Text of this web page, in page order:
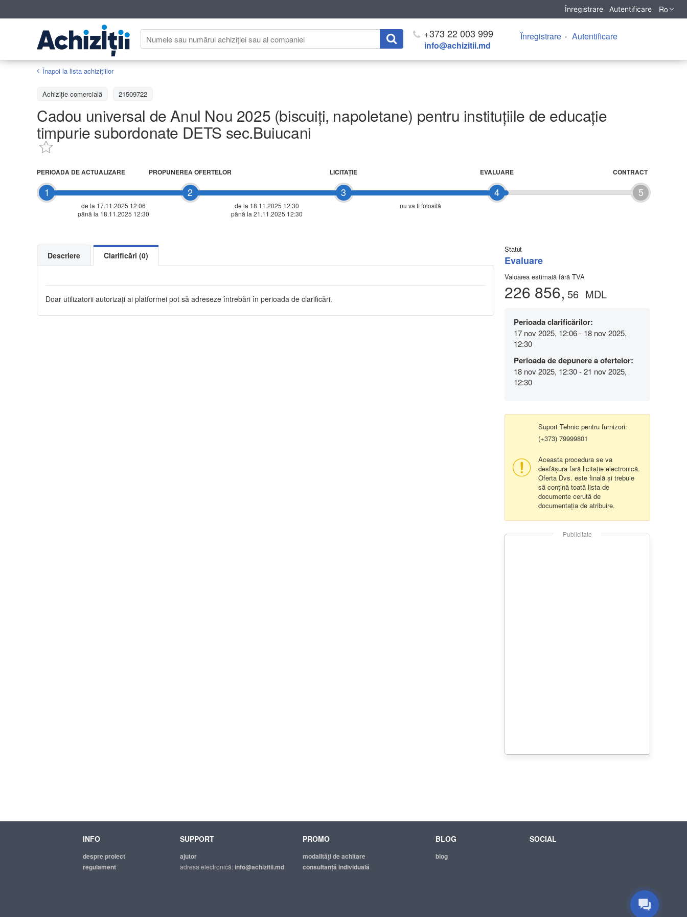
Înregistrare Autentificare Ro
+373 22 003 999
info@achizitii.md
Înregistrare Autentificare
Înapoi la lista achiziţiilor
Achizițiе comercială 21509722
Cadou universal de Anul Nou 2025 (biscuiți, napoletane) pentru instituţiile de educaţie
timpurie subordonate DETS sec.Buiucani
1
PERIOADA DE ACTUALIZARE
de la 17.11.2025 12:06
până la 18.11.2025 12:30
2
PROPUNEREA OFERTELOR
de la 18.11.2025 12:30
până la 21.11.2025 12:30
3
LICITAŢIE
nu va fi folosită
4
EVALUARE
5
CONTRACT
Statut
Evaluare
Valoarea estimată fără TVA
226 856, 56 MDL
Perioada clarificărilor:
17 nov 2025, 12:06 - 18 nov 2025,
12:30
Perioada de depunere a ofertelor:
18 nov 2025, 12:30 - 21 nov 2025,
12:30
Suport Tehnic pentru furnizori:
(+373) 79999801
Aceasta procedura se va
desfășura fară licitație electronică.
Oferta Dvs. este finală și trebuie
să conțină toată lista de
documente cerută de
documentația de atribuire.
Publicitate
Descriere Clarificări (0)
Doar utilizatorii autorizați ai platformei pot să adreseze întrebări în perioada de clarificări.
INFO
despre proiect
regulament
SUPPORT
ajutor
adresa electronică:info@achizitii.md
PROMO
modalităţi de achitare
consultanță individuală
BLOG
blog
SOCIAL